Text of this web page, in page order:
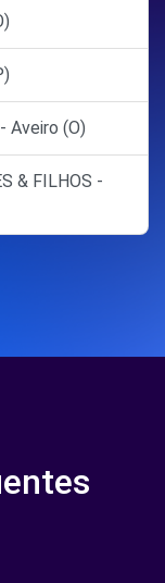
Aveiro (O)
& FILHOS -